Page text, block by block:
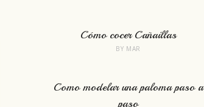
Cómo cocer Cañaillas
BY MAR
Como modelar una paloma paso a
paso